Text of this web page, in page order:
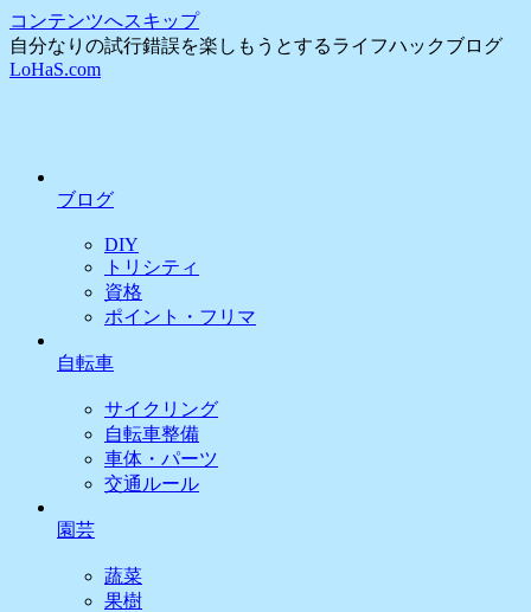
コンテンツへスキップ
自分なりの試行錯誤を楽しもうとするライフハックブログ
LoHaS.com
ブログ
DIY
トリシティ
資格
ポイント・フリマ
自転車
サイクリング
自転車整備
車体・パーツ
交通ルール
園芸
蔬菜
果樹